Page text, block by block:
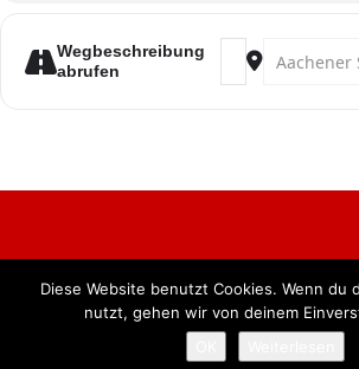
Wegbeschreibung
abrufen
Address -
Alle Rechte vorbehalten. BKB Verlag
Diese Website benutzt Cookies. Wenn du
nutzt, gehen wir von deinem